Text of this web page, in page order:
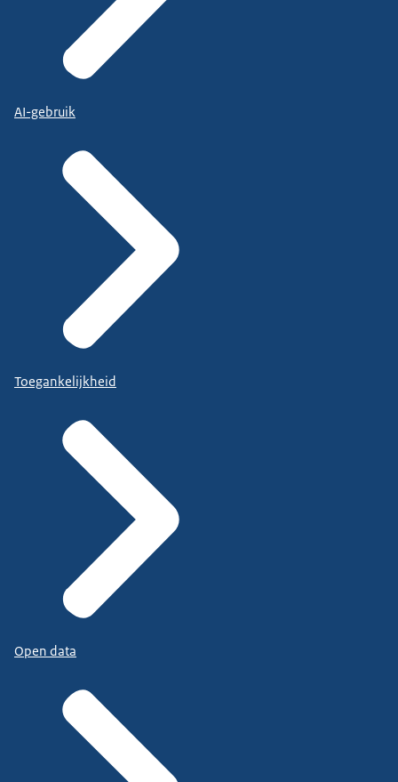
AI-gebruik
Toegankelijkheid
Open data